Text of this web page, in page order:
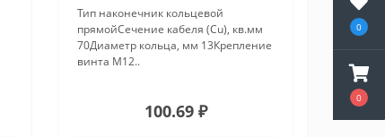
0
0
Тип наконечник кольцевой
прямойСечение кабеля (Cu), кв.мм
70Диаметр кольца, мм 13Крепление
винта М12..
100.69 ₽